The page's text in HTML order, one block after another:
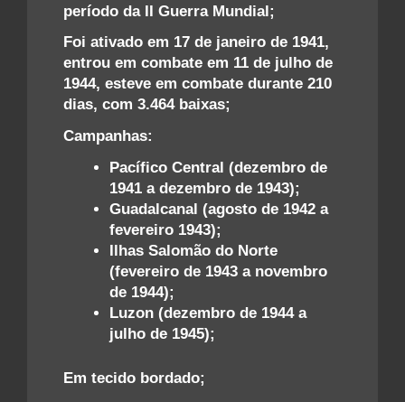
período da II Guerra Mundial;
Foi ativado em 17 de janeiro de 1941,
entrou em combate em 11 de julho de
1944, esteve em combate durante 210
dias, com 3.464 baixas;
Campanhas:
Pacífico Central (dezembro de
1941 a dezembro de 1943);
Guadalcanal (agosto de 1942 a
fevereiro 1943);
Ilhas Salomão do Norte
(fevereiro de 1943 a novembro
de 1944);
Luzon (dezembro de 1944 a
julho de 1945);
Em tecido bordado;